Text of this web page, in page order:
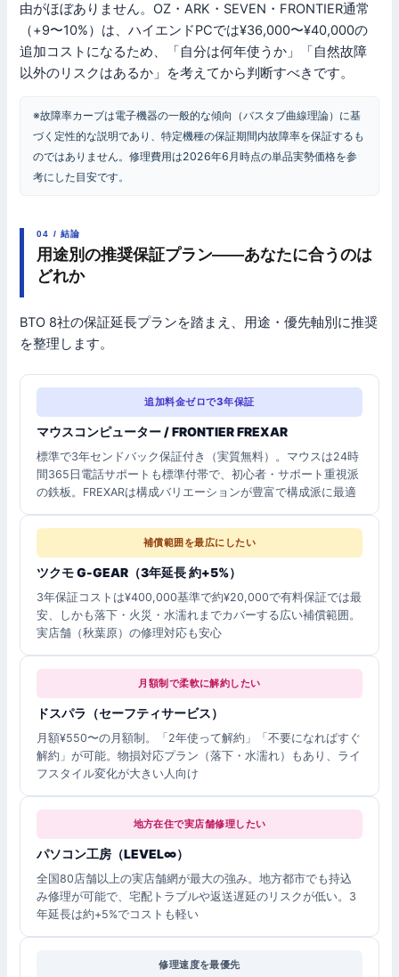
由がほぼありません。OZ・ARK・SEVEN・FRONTIER通常
（+9〜10%）は、ハイエンドPCでは¥36,000〜¥40,000の
追加コストになるため、「自分は何年使うか」「自然故障
以外のリスクはあるか」を考えてから判断すべきです。
※故障率カーブは電子機器の一般的な傾向（バスタブ曲線理論）に基
づく定性的な説明であり、特定機種の保証期間内故障率を保証するも
のではありません。修理費用は2026年6月時点の単品実勢価格を参
考にした目安です。
04 / 結論
用途別の推奨保証プラン——あなたに合うのは
どれか
BTO 8社の保証延長プランを踏まえ、用途・優先軸別に推奨
を整理します。
追加料金ゼロで3年保証
マウスコンピューター / FRONTIER FREXAR
標準で3年センドバック保証付き（実質無料）。マウスは24時
間365日電話サポートも標準付帯で、初心者・サポート重視派
の鉄板。FREXARは構成バリエーションが豊富で構成派に最適
補償範囲を最広にしたい
ツクモ G-GEAR（3年延長 約+5%）
3年保証コストは¥400,000基準で約¥20,000で有料保証では最
安、しかも落下・火災・水濡れまでカバーする広い補償範囲。
実店舗（秋葉原）の修理対応も安心
月額制で柔軟に解約したい
ドスパラ（セーフティサービス）
月額¥550〜の月額制。「2年使って解約」「不要になればすぐ
解約」が可能。物損対応プラン（落下・水濡れ）もあり、ライ
フスタイル変化が大きい人向け
地方在住で実店舗修理したい
パソコン工房（LEVEL∞）
全国80店舗以上の実店舗網が最大の強み。地方都市でも持込
み修理が可能で、宅配トラブルや返送遅延のリスクが低い。3
年延長は約+5%でコストも軽い
修理速度を最優先